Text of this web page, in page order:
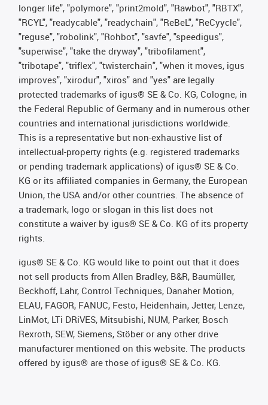
longer life", "polymore", "print2mold", "Rawbot", "RBTX",
"RCYL", "readycable", "readychain", "ReBeL", "ReCyycle",
"reguse", "robolink", "Rohbot", "savfe", "speedigus",
"superwise", "take the dryway", "tribofilament",
"tribotape", "triflex", "twisterchain", "when it moves, igus
improves", "xirodur", "xiros" and "yes" are legally
protected trademarks of igus® SE & Co. KG, Cologne, in
the Federal Republic of Germany and in numerous other
countries and international jurisdictions worldwide.
This is a representative but non-exhaustive list of
intellectual-property rights (e.g. registered trademarks
or pending trademark applications) of igus® SE & Co.
KG or its affiliated companies in Germany, the European
Union, the USA and/or other countries. The absence of
a trademark, logo or slogan in this list does not
constitute a waiver by igus® SE & Co. KG of its property
rights.
igus® SE & Co. KG would like to point out that it does
not sell products from Allen Bradley, B&R, Baumüller,
Beckhoff, Lahr, Control Techniques, Danaher Motion,
ELAU, FAGOR, FANUC, Festo, Heidenhain, Jetter, Lenze,
LinMot, LTi DRiVES, Mitsubishi, NUM, Parker, Bosch
Rexroth, SEW, Siemens, Stöber or any other drive
manufacturer mentioned on this website. The products
offered by igus® are those of igus® SE & Co. KG.